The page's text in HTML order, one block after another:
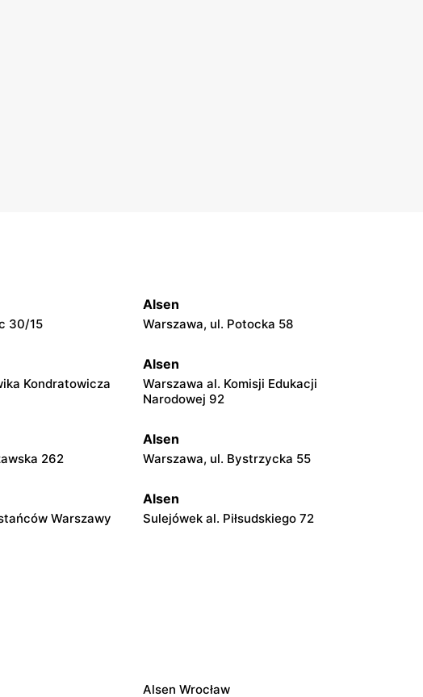
30/15
Alsen
Warszawa, ul. Potocka 58
Kondratowicza
Alsen
Warszawa al. Komisji Edukacji
Narodowej 92
262
Alsen
Warszawa, ul. Bystrzycka 55
Warszawy
Alsen
Sulejówek al. Piłsudskiego 72
1
Alsen Wrocław